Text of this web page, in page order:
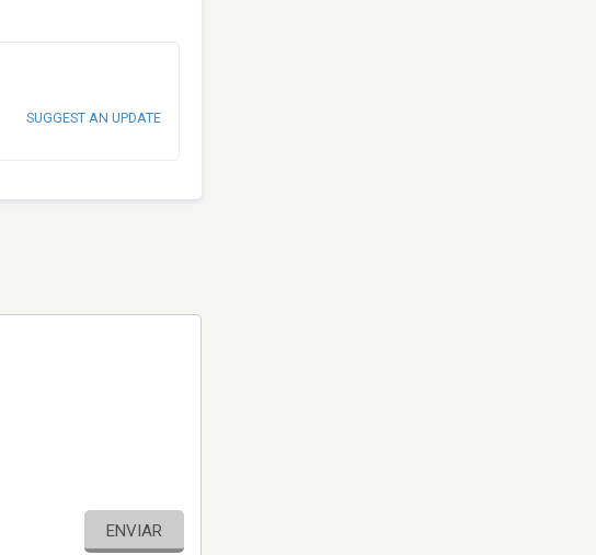
SUGGEST AN UPDATE
ENVIAR